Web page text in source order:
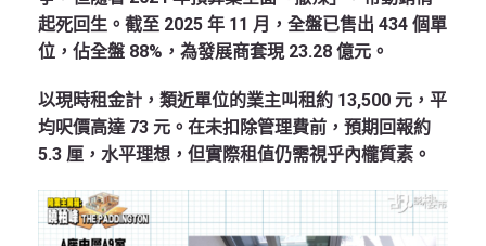
起死回生。截至 2025 年 11 月，全盤已售出 434 個單
位，佔全盤 88%，為發展商套現 23.28 億元。
以現時租金計，類近單位的業主叫租約 13,500 元，平
均呎價高達 73 元。在未扣除管理費前，預期回報約
5.3 厘，水平理想，但實際租值仍需視乎內櫳質素。